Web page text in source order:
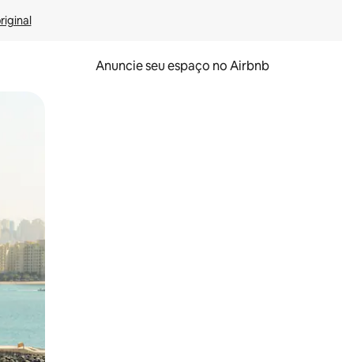
Anuncie seu espaço no Airbnb
o dedo na tela.